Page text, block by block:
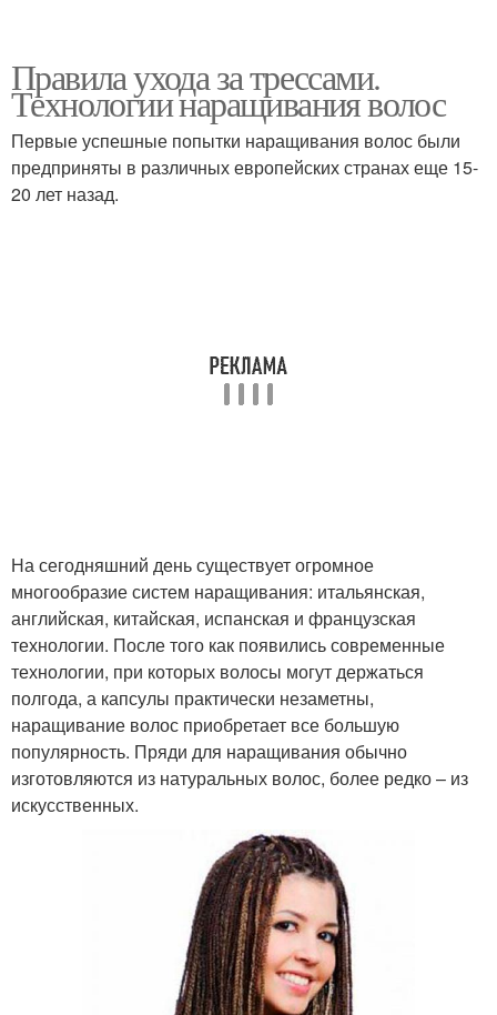
Правила ухода за трессами.
Технологии наращивания волос
Первые успешные попытки наращивания волос были
предприняты в различных европейских странах еще 15-
20 лет назад.
На сегодняшний день существует огромное
многообразие систем наращивания: итальянская,
английская, китайская, испанская и французская
технологии. После того как появились современные
технологии, при которых волосы могут держаться
полгода, а капсулы практически незаметны,
наращивание волос приобретает все большую
популярность. Пряди для наращивания обычно
изготовляются из натуральных волос, более редко – из
искусственных.